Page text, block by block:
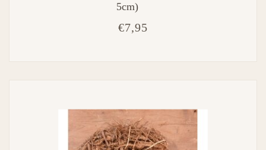
5cm)
€7,95